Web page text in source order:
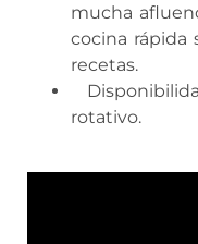
mucha
cocina rápida
recetas.
rotativo.